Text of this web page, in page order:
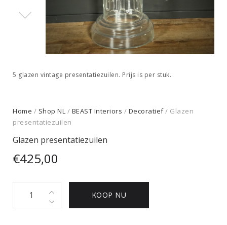
5 glazen vintage presentatiezuilen. Prijs is per stuk.
Home / Shop NL / BEAST Interiors / Decoratief/ Glazen
presentatiezuilen
Glazen presentatiezuilen
€425,00
presentatiezuilen
KOOP NU